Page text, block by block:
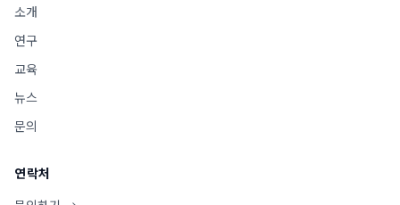
소개
연구
교육
뉴스
문의
연락처